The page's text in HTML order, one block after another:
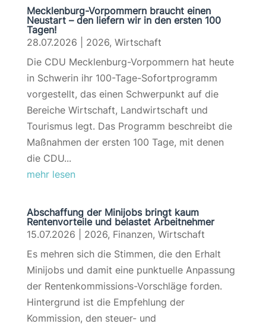
Mecklenburg-Vorpommern braucht einen
Neustart – den liefern wir in den ersten 100
Tagen!
28.07.2026
2026, Wirtschaft
Die CDU Mecklenburg-Vorpommern hat heute
in Schwerin ihr 100-Tage-Sofortprogramm
vorgestellt, das einen Schwerpunkt auf die
Bereiche Wirtschaft, Landwirtschaft und
Tourismus legt. Das Programm beschreibt die
Maßnahmen der ersten 100 Tage, mit denen
die CDU...
mehr lesen
Abschaffung der Minijobs bringt kaum
Rentenvorteile und belastet Arbeitnehmer
15.07.2026
2026, Finanzen, Wirtschaft
Es mehren sich die Stimmen, die den Erhalt
Minijobs und damit eine punktuelle Anpassung
der Rentenkommissions-Vorschläge forden.
Hintergrund ist die Empfehlung der
Kommission, den steuer- und